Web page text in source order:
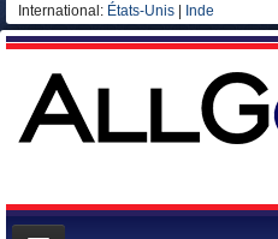
International: États-Unis Inde